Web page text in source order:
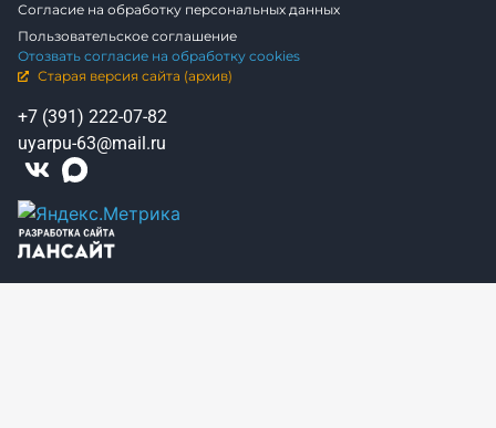
Согласие на обработку персональных данных
Пользовательское соглашение
Отозвать согласие на обработку cookies
Старая версия сайта (архив)
+7 (391) 222-07-82
uyarpu-63@mail.ru